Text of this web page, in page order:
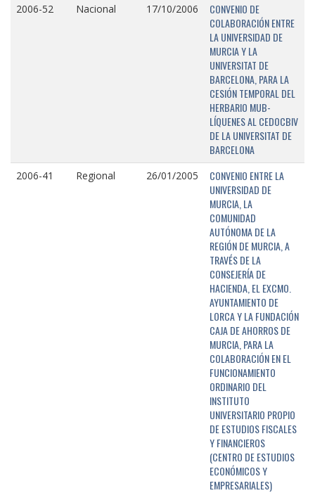
2006-52 Nacional 17/10/2006
CONVENIO DE
COLABORACIÓN ENTRE
LA UNIVERSIDAD DE
MURCIA Y LA
UNIVERSITAT DE
BARCELONA, PARA LA
CESIÓN TEMPORAL DEL
HERBARIO MUB-
LÍQUENES AL CEDOCBIV
DE LA UNIVERSITAT DE
BARCELONA
2006-41 Regional 26/01/2005
CONVENIO ENTRE LA
UNIVERSIDAD DE
MURCIA, LA
COMUNIDAD
AUTÓNOMA DE LA
REGIÓN DE MURCIA, A
TRAVÉS DE LA
CONSEJERÍA DE
HACIENDA, EL EXCMO.
AYUNTAMIENTO DE
LORCA Y LA FUNDACIÓN
CAJA DE AHORROS DE
MURCIA, PARA LA
COLABORACIÓN EN EL
FUNCIONAMIENTO
ORDINARIO DEL
INSTITUTO
UNIVERSITARIO PROPIO
DE ESTUDIOS FISCALES
Y FINANCIEROS
(CENTRO DE ESTUDIOS
ECONÓMICOS Y
EMPRESARIALES)